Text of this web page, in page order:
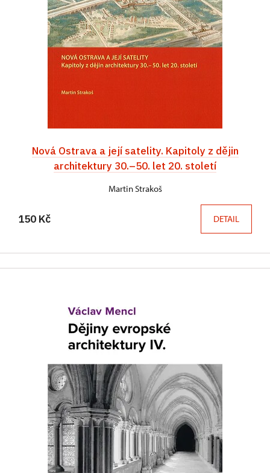
Nová Ostrava a její satelity. Kapitoly z dějin
architektury 30.–50. let 20. století
Martin Strakoš
150 Kč DETAIL